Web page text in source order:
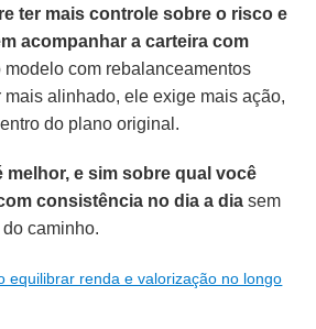
ter mais controle sobre o risco e
acompanhar a carteira com
modelo com rebalanceamentos
alinhado, ele exige mais ação,
do plano original.
melhor, e sim sobre qual você
consistência no dia a diasem
caminho.
equilibrar renda e valorização no longo